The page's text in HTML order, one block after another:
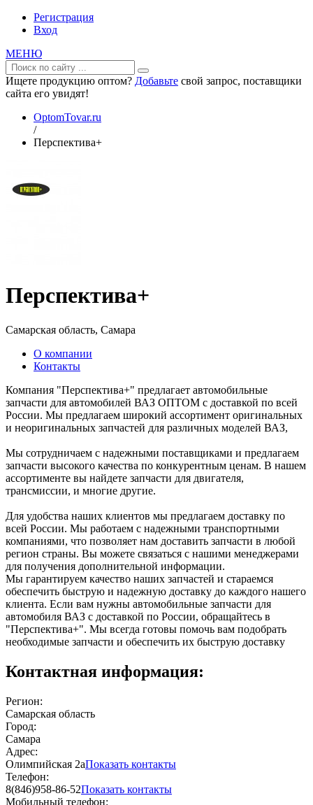
Регистрация
Вход
МЕНЮ
Ищете продукцию оптом? Добавьте свой запрос, поставщики
сайта его увидят!
OptomTovar.ru
/
Перспектива+
Перспектива+
Самарская область, Самара
О компании
Контакты
Компания "Перспектива+" предлагает автомобильные
запчасти для автомобилей ВАЗ ОПТОМ с доставкой по всей
России. Мы предлагаем широкий ассортимент оригинальных
и неоригинальных запчастей для различных моделей ВАЗ,
Мы сотрудничаем с надежными поставщиками и предлагаем
запчасти высокого качества по конкурентным ценам. В нашем
ассортименте вы найдете запчасти для двигателя,
трансмиссии, и многие другие.
Для удобства наших клиентов мы предлагаем доставку по
всей России. Мы работаем с надежными транспортными
компаниями, что позволяет нам доставить запчасти в любой
регион страны. Вы можете связаться с нашими менеджерами
для получения дополнительной информации.
Мы гарантируем качество наших запчастей и стараемся
обеспечить быструю и надежную доставку до каждого нашего
клиента. Если вам нужны автомобильные запчасти для
автомобиля ВАЗ с доставкой по России, обращайтесь в
"Перспектива+". Мы всегда готовы помочь вам подобрать
необходимые запчасти и обеспечить их быструю доставку
Контактная информация:
Регион:
Самарская область
Город:
Самара
Адрес:
Олимпийская 2аПоказать контакты
Телефон:
8(846)958-86-52Показать контакты
Мобильный телефон: